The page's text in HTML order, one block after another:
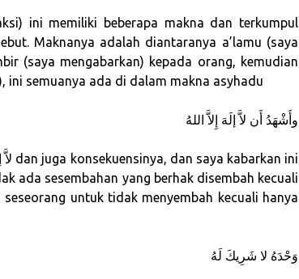
ini memiliki beberapa makna dan terkumpul
Maknanya adalah diantaranya a’lamu (saya
(saya mengabarkan) kepada orang, kemudian
ini semuanya ada di dalam makna asyhadu
وأَشْهَدُ أَن لاَّ إلَهَ إِلاَّ اللهُ
ada sesembahan yang berhak disembah kecuali
untuk tidak menyembah kecuali hanya
وَحْدَهُ لا شَرِيكَ لَهُ